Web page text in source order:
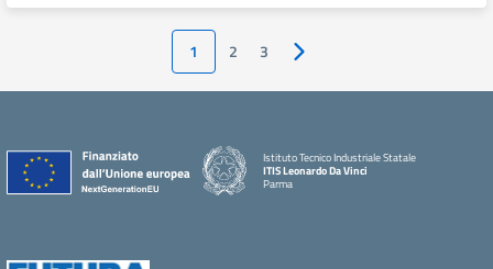
1 2 3 Pagina successiva
Istituto Tecnico Industriale Statale
ITIS Leonardo Da Vinci
Parma